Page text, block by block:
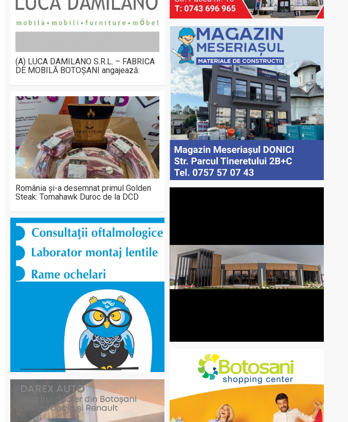
(A) LUCA DAMILANO S.R.L. – FABRICA
DE MOBILĂ BOTOȘANI angajează:
România și-a desemnat primul Golden
Steak: Tomahawk Duroc de la DCD